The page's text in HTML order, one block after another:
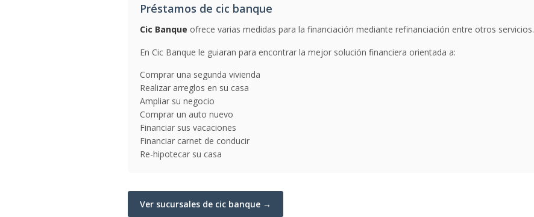
Préstamos de cic banque
Cic Banque ofrece varias medidas para la financiación mediante refinanciación entre otros servicios.
En Cic Banque le guiaran para encontrar la mejor solución financiera orientada a:
Comprar una segunda vivienda
Realizar arreglos en su casa
Ampliar su negocio
Comprar un auto nuevo
Financiar sus vacaciones
Financiar carnet de conducir
Re-hipotecar su casa
Ver sucursales de cic banque →